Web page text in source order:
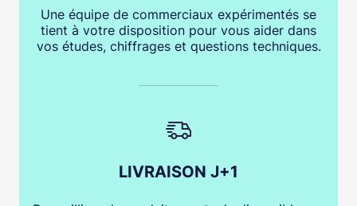
Une équipe de commerciaux expérimentés se
tient à votre disposition pour vous aider dans
vos études, chiffrages et questions techniques.
LIVRAISON J+1